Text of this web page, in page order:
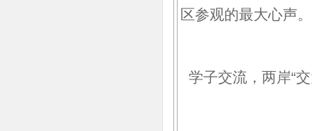
区参观的最大心声。
学子交流，两岸“